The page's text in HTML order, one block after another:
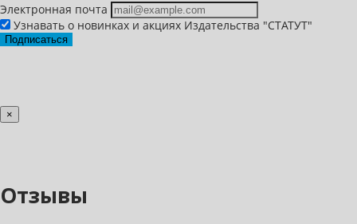
Электронная почта
Узнавать о новинках и акциях Издательства "СТАТУТ"
Подписаться
×
Отзывы